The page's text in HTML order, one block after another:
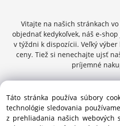
Vitajte na našich stránkach
objednať kedykoľvek, náš e-
v týždni k dispozícii. Veľký
ceny. Tiež si nenechajte ujsť
príjemné
Copyright © 2016
info@zelenykurier.sk |
Slovenská
Táto stránka používa súbory
technológie sledovania
z prehliadania našich webových